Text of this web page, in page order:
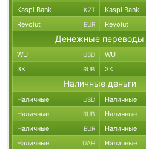
Kaspi Bank KZT Kaspi Bank
Revolut EUR Revolut
Денежные переводы
WU USD WU
ЗК RUB ЗК
Наличные деньги
Наличные USD Наличные
Наличные RUB Наличные
Наличные EUR Наличные
Наличные UAH Наличные